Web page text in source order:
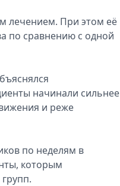
лечением. При этом её
по сравнению с одной
начинали сильнее
и реже
по неделям в
которым